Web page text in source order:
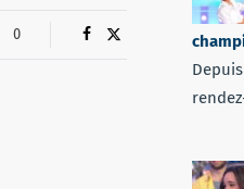
0